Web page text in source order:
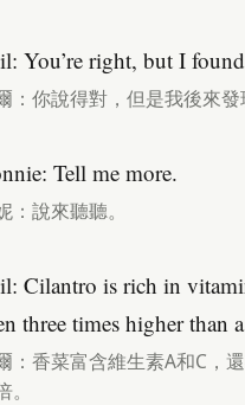
You’re right, but I
：你說得對，但是我後來發
Tell me more.
：說來聽聽。
Cilantro is rich in
three times higher than
：香菜富含維生素A和C，
。